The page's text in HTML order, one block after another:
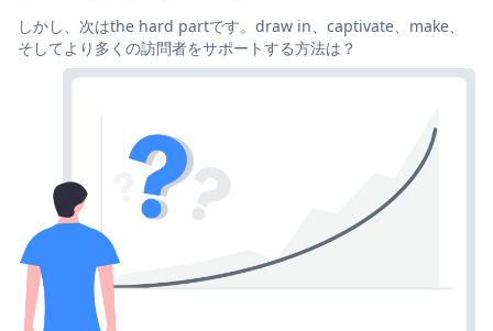
しかし、次はthe hard partです。draw in、captivate、make、
そしてより多くの訪問者をサポートする方法は？